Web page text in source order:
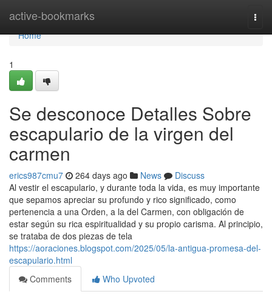
active-bookmarks
Home
Home
1
Se desconoce Detalles Sobre
escapulario de la virgen del
carmen
erics987cmu7 264 days ago News
Discuss
Al vestir el escapulario, y durante toda la vida, es muy importante
que sepamos apreciar su profundo y rico significado, como
pertenencia a una Orden, a la del Carmen, con obligación de
estar según su rica espiritualidad y su propio carisma. Al principio,
se trataba de dos piezas de tela
https://aoraciones.blogspot.com/2025/05/la-antigua-promesa-del-
escapulario.html
Comments
Who Upvoted